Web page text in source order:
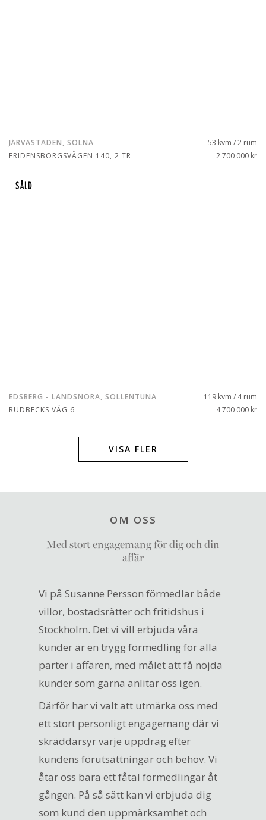
JÄRVASTADEN, SOLNA
FRIDENSBORGSVÄGEN 140, 2 TR
53 kvm / 2 rum
2 700 000 kr
SÅLD
EDSBERG - LANDSNORA, SOLLENTUNA
RUDBECKS VÄG 6
119 kvm / 4 rum
4 700 000 kr
VISA FLER
OM OSS
Med stort engagemang för dig och din
affär
Vi på Susanne Persson förmedlar både
villor, bostadsrätter och fritidshus i
Stockholm. Det vi vill erbjuda våra
kunder är en trygg förmedling för alla
parter i affären, med målet att få nöjda
kunder som gärna anlitar oss igen.
Därför har vi valt att utmärka oss med
ett stort personligt engagemang där vi
skräddarsyr varje uppdrag efter
kundens förutsättningar och behov. Vi
åtar oss bara ett fåtal förmedlingar åt
gången. På så sätt kan vi erbjuda dig
som kund den uppmärksamhet och